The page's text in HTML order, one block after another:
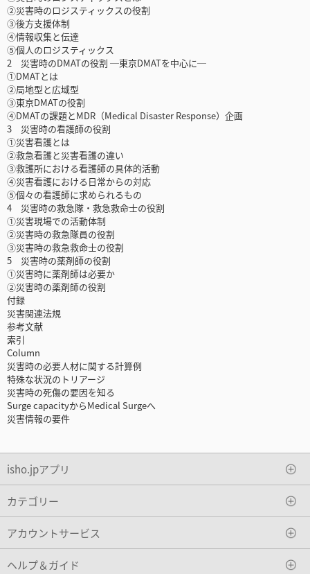
②災害時のロジスティックスの役割
③後方支援体制
④情報収集と伝達
⑤個人のロジスティックス
2 災害時のDMATの役割 ─東京DMATを中心に─
①DMATとは
②局地型と広域型
③東京DMATの役割
④DMATの課題とMDR（Medical Disaster Response）企画
3 災害時の看護師の役割
①災害看護とは
②救急看護と災害看護の違い
③救護所における看護師の具体的活動
④災害看護における日常からの対応
⑤個々の看護師に求められるもの
4 災害時の救急隊・救急救命士の役割
①災害現場での活動体制
②災害時の救急隊員の役割
③災害時の救急救命士の役割
5 災害時の薬剤師の役割
①災害時に薬剤師は必要か
②災害時の薬剤師の役割
付録
災害関連法規
参考文献
索引
Column
災害時の必要人材に関する計算例
特殊な状況のトリアージ
災害時の死傷の要因を知る
Surge capacityからMedical Surgeへ
災害情報の要件
isho.jpアプリ
カテゴリー
アカウントサービス
ヘルプ＆ガイド